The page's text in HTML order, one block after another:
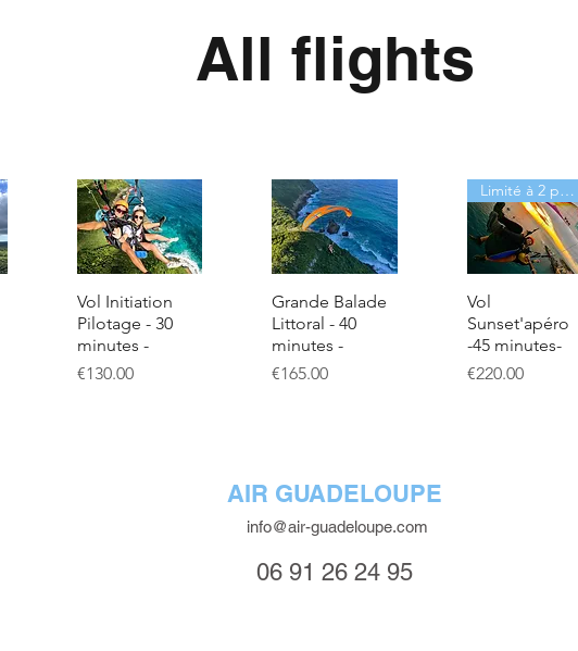
All flights
Vol Initiation
Pilotage - 30
minutes -
Price
€130.00
Grande Balade
Littoral - 40
minutes -
Price
€165.00
Limité à 2 par jour !
Vol
Sunset'apéro
-45 minutes-
Price
€220.00
AIR GUADELOUPE
info@air-guadeloupe.com
06 91 26 24 95